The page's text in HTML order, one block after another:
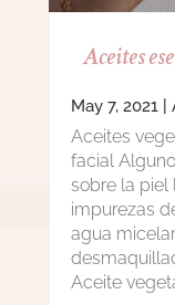
Aceites
May 7, 2021|
Aceites
facial
sobre la piel
impurezas
agua
Aceite